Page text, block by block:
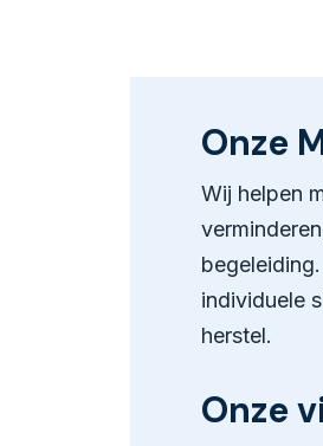
Onze
Wij helpen
individuele
herstel.
Onze